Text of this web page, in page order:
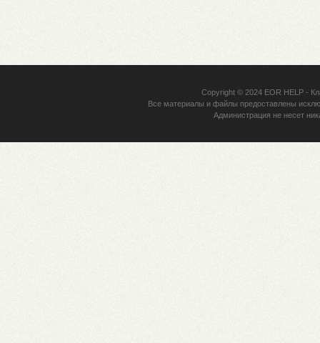
Copyright © 2024 EOR HELP-
Все материалы и файлы предоставлены
Администрация не несет